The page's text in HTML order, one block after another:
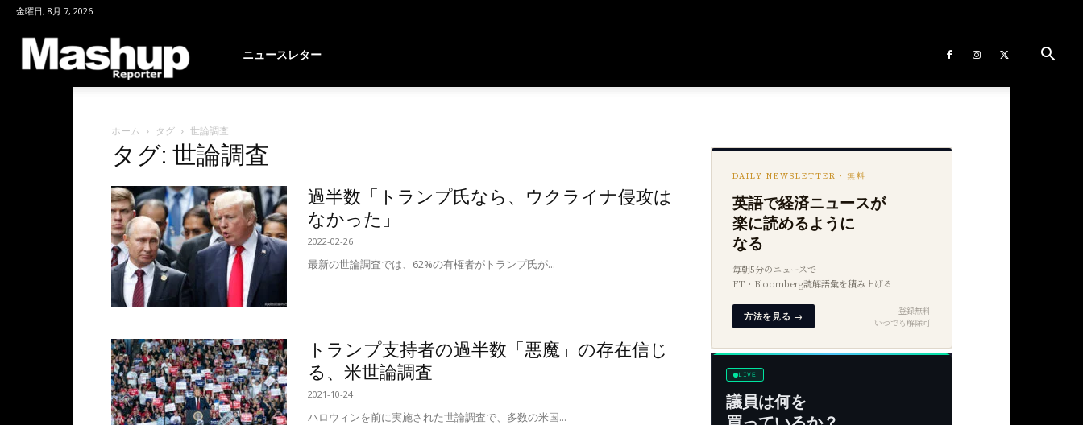
金曜日, 8月 7, 2026
ニュースレター
ホーム タグ 世論調査
タグ: 世論調査
過半数「トランプ氏なら、ウクライナ侵攻は
なかった」
2022-02-26
最新の世論調査では、62%の有権者がトランプ氏が...
トランプ支持者の過半数「悪魔」の存在信じ
る、米世論調査
2021-10-24
ハロウィンを前に実施された世論調査で、多数の米国...